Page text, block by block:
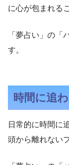
に心が包まれる
「夢占い」の「
す。
時間に追
日常的に時間に
頭から離れない